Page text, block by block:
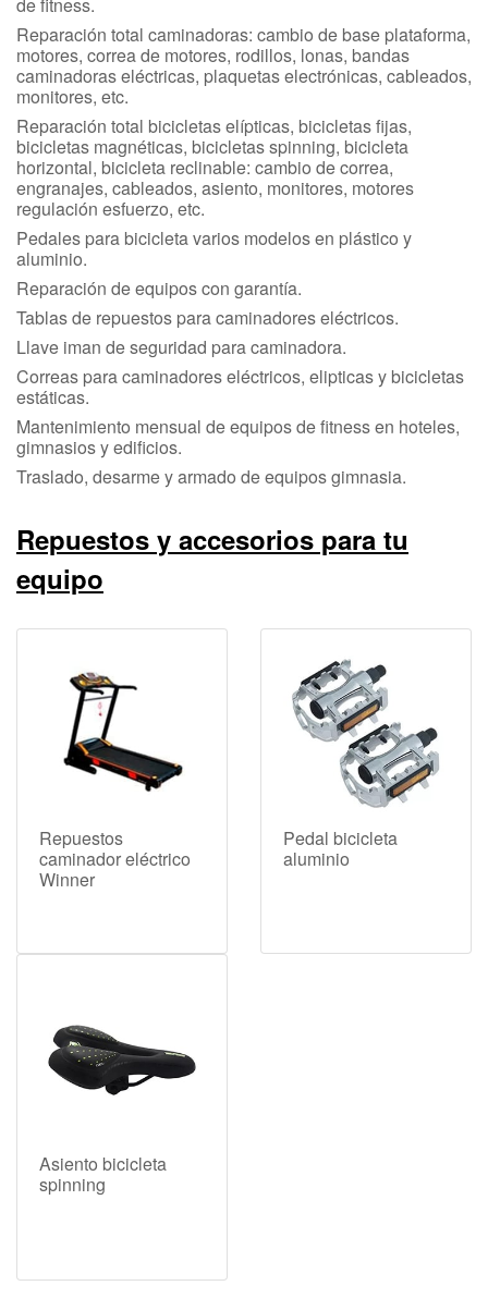
Reparación total caminadoras: cambio de base plataforma,
motores, correa de motores, rodillos, lonas, bandas
caminadoras eléctricas, plaquetas electrónicas, cableados,
monitores, etc.
Reparación total bicicletas elípticas, bicicletas fijas,
bicicletas magnéticas, bicicletas spinning, bicicleta
horizontal, bicicleta reclinable: cambio de correa,
engranajes, cableados, asiento, monitores, motores
regulación esfuerzo, etc.
Pedales para bicicleta varios modelos en plástico y
aluminio.
Reparación de equipos con garantía.
Tablas de repuestos para caminadores eléctricos.
Llave iman de seguridad para caminadora.
Correas para caminadores eléctricos, elipticas y bicicletas
estáticas.
Mantenimiento mensual de equipos de fitness en hoteles,
gimnasios y edificios.
Traslado, desarme y armado de equipos gimnasia.
Repuestos y accesorios para tu
equipo
Repuestos
caminador eléctrico
Winner
Pedal bicicleta
aluminio
Asiento bicicleta
spinning